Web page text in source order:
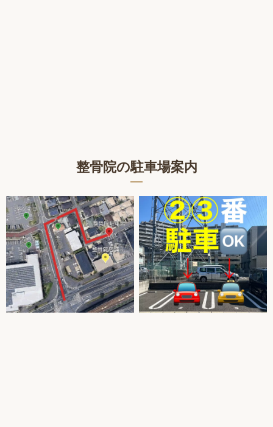
整骨院の駐車場案内